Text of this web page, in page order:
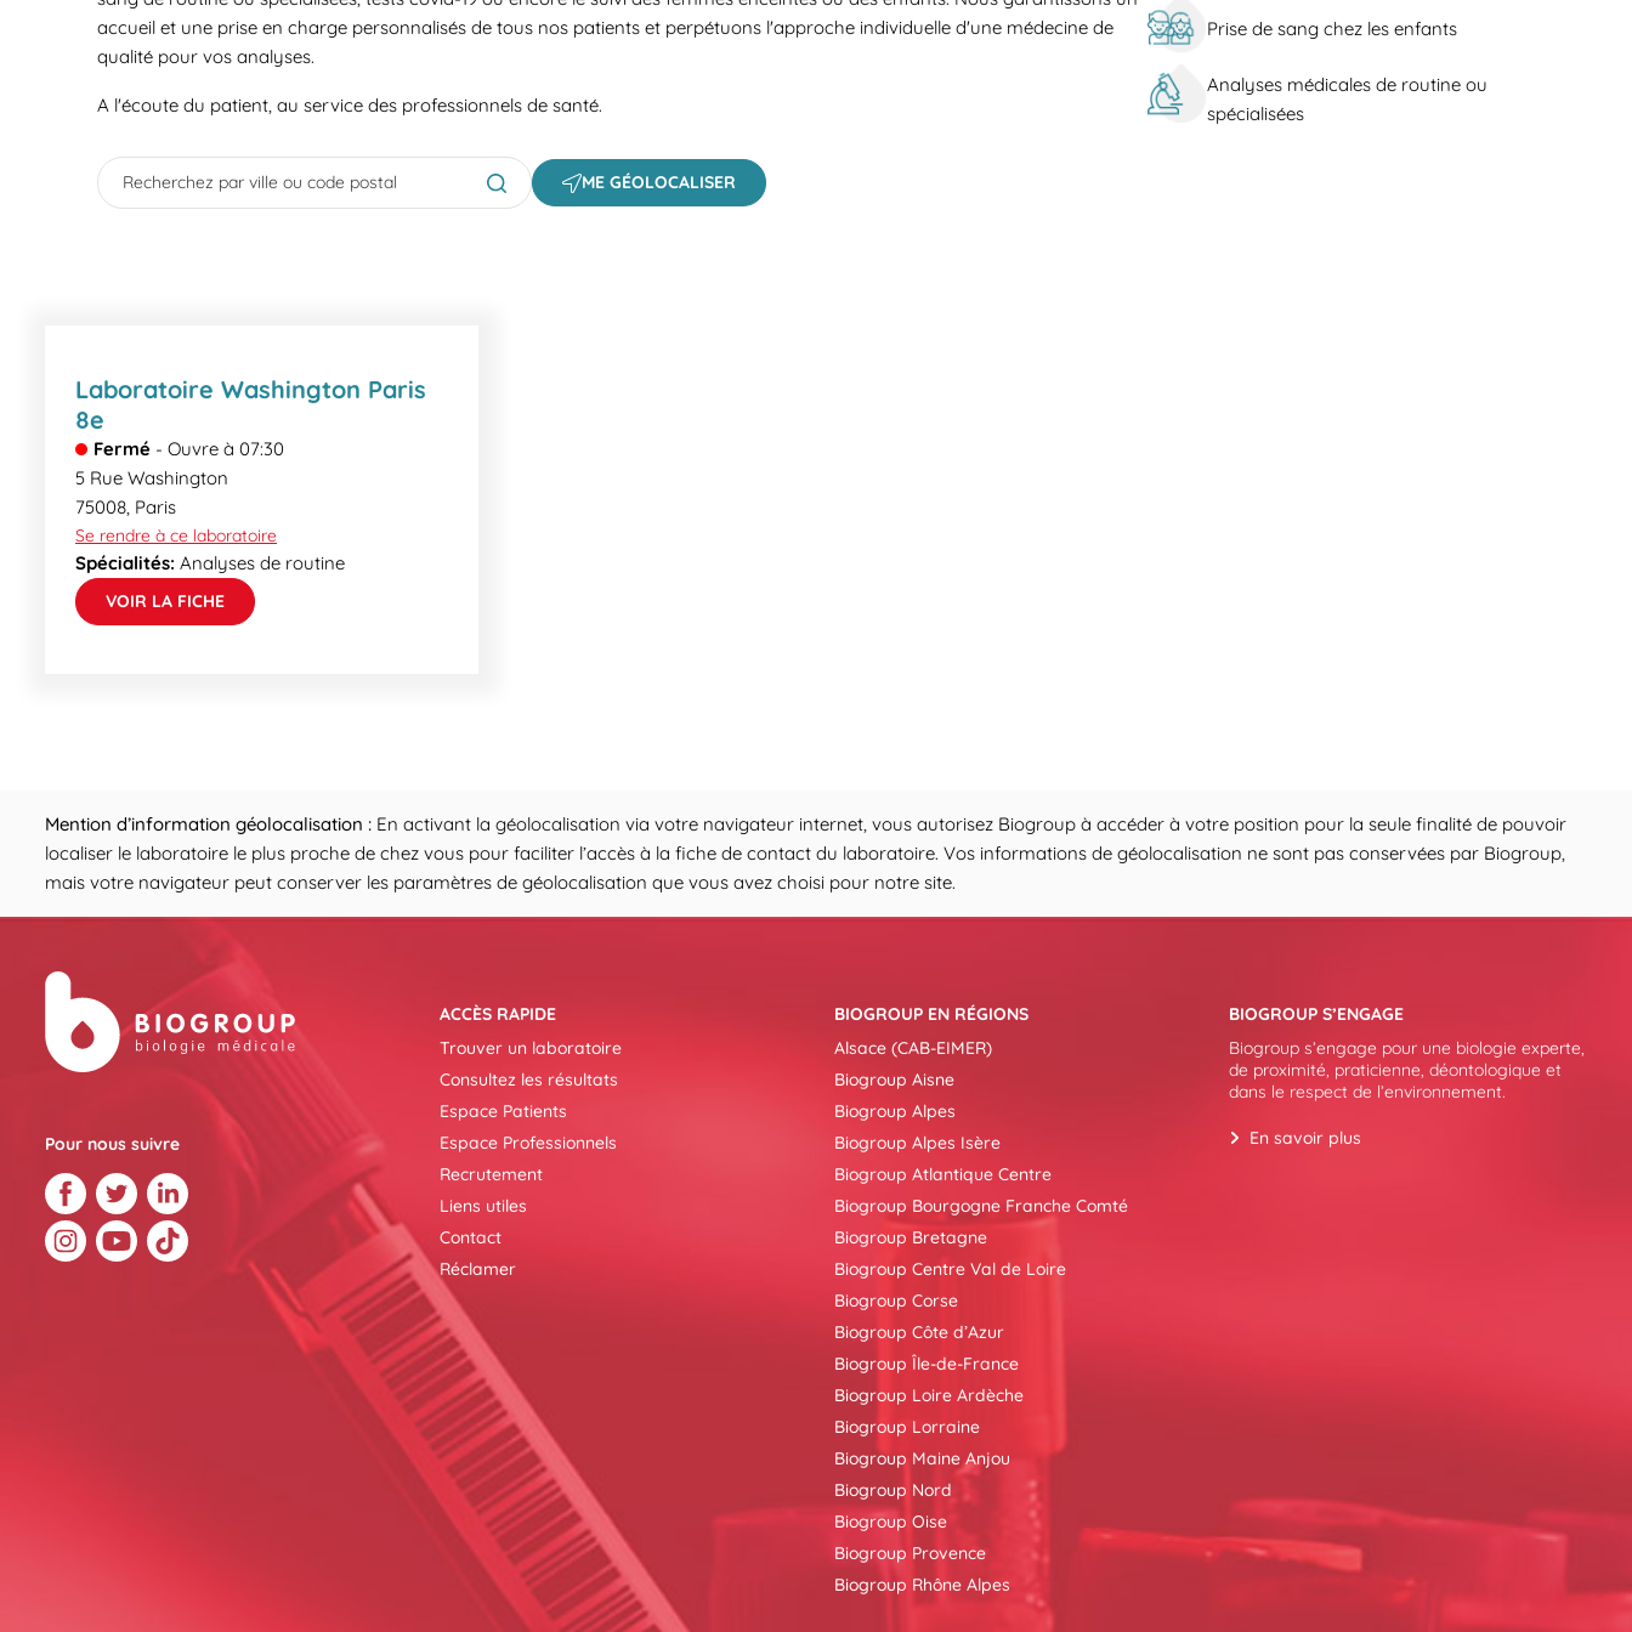
accueil et une prise en charge personnalisés de tous nos patients et perpétuons l'approche individuelle d'une médecine de
qualité pour vos analyses.
A l'écoute du patient, au service des professionnels de santé.
City, State/Province, Zip or City & Country
Submit a search.ME GÉOLOCALISER
Prise de sang chez les enfants
Analyses médicales de routine ou
spécialisées
Laboratoire Washington Paris
8e
Fermé - Ouvre à 07:30
5 Rue Washington
75008, Paris
Se rendre à ce laboratoire
Spécialités: Analyses de routine
VOIR LA FICHE
Mention d’information géolocalisation : En activant la géolocalisation via votre navigateur internet, vous autorisez Biogroup à accéder à votre position pour la seule finalité de pouvoir
localiser le laboratoire le plus proche de chez vous pour faciliter l’accès à la fiche de contact du laboratoire. Vos informations de géolocalisation ne sont pas conservées par Biogroup,
mais votre navigateur peut conserver les paramètres de géolocalisation que vous avez choisi pour notre site.
Pour nous suivre
ACCÈS RAPIDE
Trouver un laboratoire
Consultez les résultats
Espace Patients
Espace Professionnels
Recrutement
Liens utiles
Contact
Réclamer
BIOGROUP EN RÉGIONS
Alsace (CAB-EIMER)
Biogroup Aisne
Biogroup Alpes
Biogroup Alpes Isère
Biogroup Atlantique Centre
Biogroup Bourgogne Franche Comté
Biogroup Bretagne
Biogroup Centre Val de Loire
Biogroup Corse
Biogroup Côte d’Azur
Biogroup Île-de-France
Biogroup Loire Ardèche
Biogroup Lorraine
Biogroup Maine Anjou
Biogroup Nord
Biogroup Oise
Biogroup Provence
Biogroup Rhône Alpes
BIOGROUP S’ENGAGE
Biogroup s’engage pour une biologie experte,
de proximité, praticienne, déontologique et
dans le respect de l’environnement.
En savoir plus